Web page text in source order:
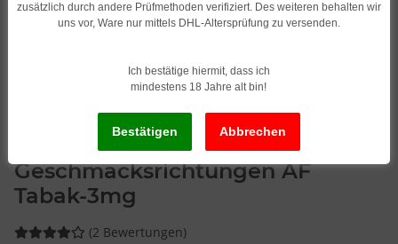
SC Liquid/Tabak 10 x 10ml
verschiedene
Geschmacksrichtungen AF
Tabak-3mg
(2 Bewertungen)
zusätzlich durch andere Prüfmethoden verifiziert. Des weiteren behalten wir
uns vor, Ware nur mittels DHL-Altersprüfung zu versenden.
Ich bestätige hiermit, dass ich
mindestens 18 Jahre alt bin!